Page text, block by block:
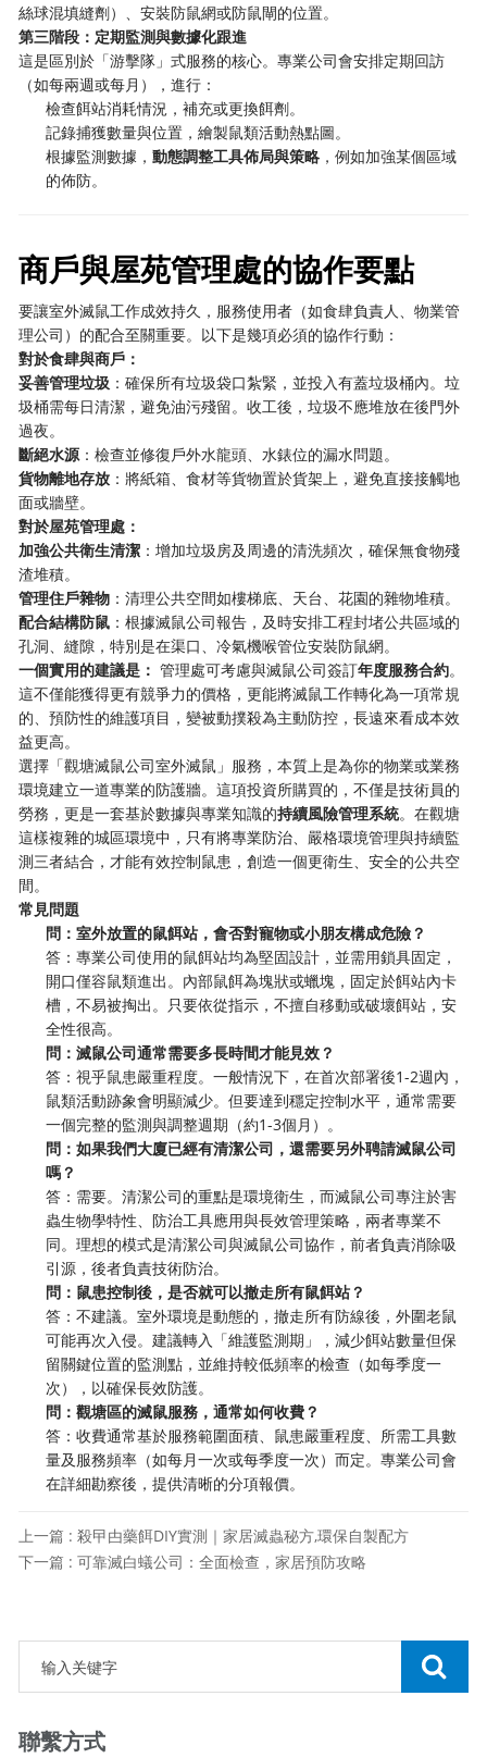
絲球混填縫劑）、安裝防鼠網或防鼠閘的位置。
第三階段：定期監測與數據化跟進
這是區別於「游擊隊」式服務的核心。專業公司會安排定期回訪
（如每兩週或每月），進行：
檢查餌站消耗情況，補充或更換餌劑。
記錄捕獲數量與位置，繪製鼠類活動熱點圖。
根據監測數據，動態調整工具佈局與策略 ，例如加強某個區域
的佈防。
商戶與屋苑管理處的協作要點
要讓室外滅鼠工作成效持久，服務使用者（如食肆負責人、物業管
理公司）的配合至關重要。以下是幾項必須的協作行動：
對於食肆與商戶：
妥善管理垃圾 ：確保所有垃圾袋口紮緊，並投入有蓋垃圾桶內。垃
圾桶需每日清潔，避免油污殘留。收工後，垃圾不應堆放在後門外
過夜。
斷絕水源：檢查並修復戶外水龍頭、水錶位的漏水問題。
貨物離地存放 ：將紙箱、食材等貨物置於貨架上，避免直接接觸地
面或牆壁。
對於屋苑管理處：
加強公共衛生清潔 ：增加垃圾房及周邊的清洗頻次，確保無食物殘
渣堆積。
管理住戶雜物 ：清理公共空間如樓梯底、天台、花園的雜物堆積。
配合結構防鼠 ：根據滅鼠公司報告，及時安排工程封堵公共區域的
孔洞、縫隙，特別是在渠口、冷氣機喉管位安裝防鼠網。
一個實用的建議是： 管理處可考慮與滅鼠公司簽訂年度服務合約。
這不僅能獲得更有競爭力的價格，更能將滅鼠工作轉化為一項常規
的、預防性的維護項目，變被動撲殺為主動防控，長遠來看成本效
益更高。
選擇「觀塘滅鼠公司室外滅鼠」服務，本質上是為你的物業或業務
環境建立一道專業的防護牆。這項投資所購買的，不僅是技術員的
勞務，更是一套基於數據與專業知識的持續風險管理系統。在觀塘
這樣複雜的城區環境中，只有將專業防治、嚴格環境管理與持續監
測三者結合，才能有效控制鼠患，創造一個更衛生、安全的公共空
間。
常見問題
問：室外放置的鼠餌站，會否對寵物或小朋友構成危險？
答：專業公司使用的鼠餌站均為堅固設計，並需用鎖具固定，
開口僅容鼠類進出。內部鼠餌為塊狀或蠟塊，固定於餌站內卡
槽，不易被掏出。只要依從指示，不擅自移動或破壞餌站，安
全性很高。
問：滅鼠公司通常需要多長時間才能見效？
答：視乎鼠患嚴重程度。一般情況下，在首次部署後1-2週內，
鼠類活動跡象會明顯減少。但要達到穩定控制水平，通常需要
一個完整的監測與調整週期（約1-3個月）。
問：如果我們大廈已經有清潔公司，還需要另外聘請滅鼠公司
嗎？
答：需要。清潔公司的重點是環境衛生，而滅鼠公司專注於害
蟲生物學特性、防治工具應用與長效管理策略，兩者專業不
同。理想的模式是清潔公司與滅鼠公司協作，前者負責消除吸
引源，後者負責技術防治。
問：鼠患控制後，是否就可以撤走所有鼠餌站？
答：不建議。室外環境是動態的，撤走所有防線後，外圍老鼠
可能再次入侵。建議轉入「維護監測期」，減少餌站數量但保
留關鍵位置的監測點，並維持較低頻率的檢查（如每季度一
次），以確保長效防護。
問：觀塘區的滅鼠服務，通常如何收費？
答：收費通常基於服務範圍面積、鼠患嚴重程度、所需工具數
量及服務頻率（如每月一次或每季度一次）而定。專業公司會
在詳細勘察後，提供清晰的分項報價。
上一篇 : 殺曱甴藥餌DIY實測｜家居滅蟲秘方,環保自製配方
下一篇 : 可靠滅白蟻公司：全面檢查，家居預防攻略
聯繫方式